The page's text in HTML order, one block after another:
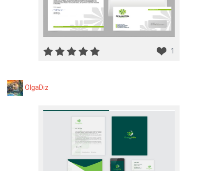
1
OlgaDiz